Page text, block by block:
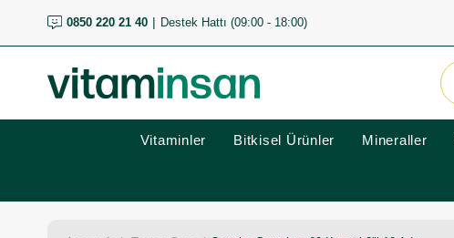
0850 220 21 40 Destek Hattı (09:00 - 18:00)
Vitaminler Bitkisel Ürünler Mineraller